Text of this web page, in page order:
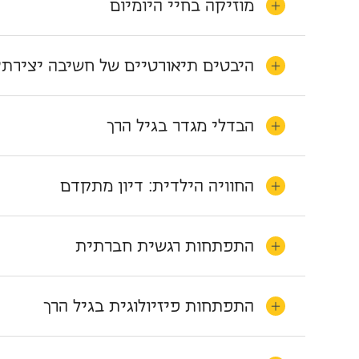
מוזיקה בחיי היומיום
היבטים תיאורטיים של חשיבה
הבדלי מגדר בגיל הרך
החוויה הילדית: דיון מתקדם
התפתחות רגשית חברתית
התפתחות פיזיולוגית בגיל הרך